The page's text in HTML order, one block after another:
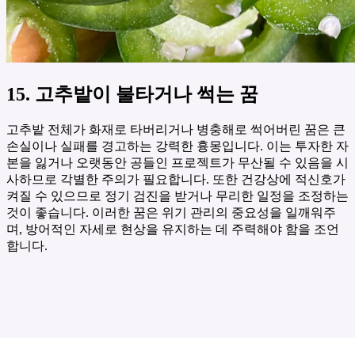
15. 고추밭이 불타거나 썩는 꿈
고추밭 전체가 화재로 타버리거나 병충해로 썩어버린 꿈은 큰
손실이나 실패를 경고하는 강력한 흉몽입니다. 이는 투자한 자
본을 잃거나 오랫동안 공들인 프로젝트가 무산될 수 있음을 시
사하므로 각별한 주의가 필요합니다. 또한 건강상에 적신호가
켜질 수 있으므로 정기 검진을 받거나 무리한 일정을 조정하는
것이 좋습니다. 이러한 꿈은 위기 관리의 중요성을 일깨워주
며, 방어적인 자세로 현상을 유지하는 데 주력해야 함을 조언
합니다.